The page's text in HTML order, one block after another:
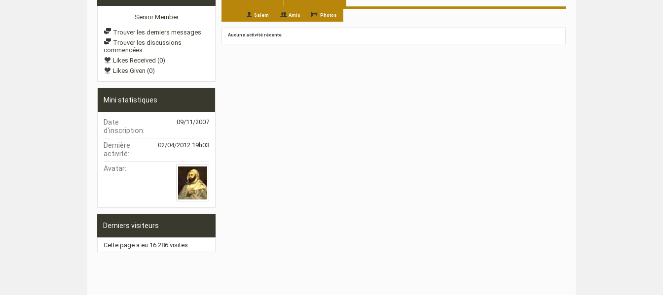
Senior Member
Trouver les derniers messages
Trouver les discussions
commencées
Likes Received (0)
Likes Given (0)
Mini statistiques
Date
d'inscription
09/11/2007
Dernière
activité
02/04/2012 19h03
Avatar
Derniers visiteurs
Cette page a eu 16 286 visites
Salem Amis Photos
Aucune activité récente